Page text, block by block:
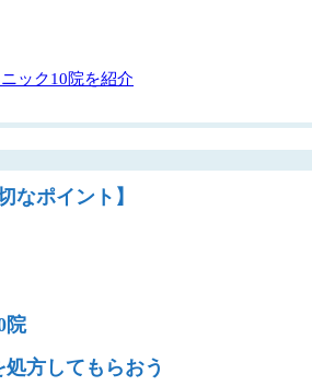
ック10院を紹介
なポイント】
院
方してもらおう